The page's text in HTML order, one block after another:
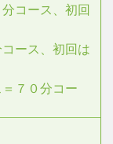
コース、初回
ース、初回は
７０分コー